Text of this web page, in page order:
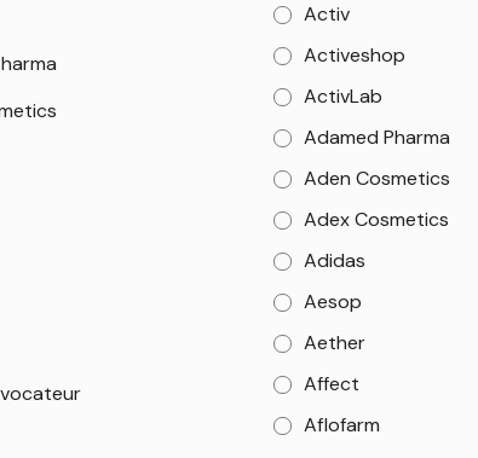
Activ
Activeshop
ActivLab
Adamed Pharma
Aden Cosmetics
Adex Cosmetics
Adidas
Aesop
Aether
Affect
Aflofarm